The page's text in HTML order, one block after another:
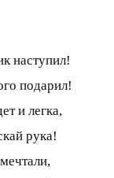
наступил!
подарил!
и легка,
рука!